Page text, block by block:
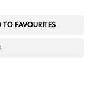
TO FAVOURITES